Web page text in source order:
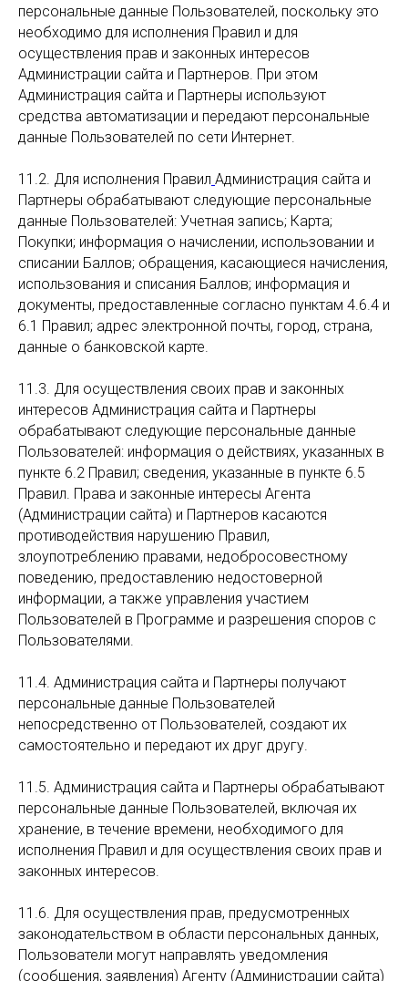
персональные данные Пользователей, поскольку это
необходимо для исполнения Правил и для
осуществления прав и законных интересов
Администрации сайта и Партнеров. При этом
Администрация сайта и Партнеры используют
средства автоматизации и передают персональные
данные Пользователей по сети Интернет.
11.2. Для исполнения Правил Администрация сайта и
Партнеры обрабатывают следующие персональные
данные Пользователей: Учетная запись; Карта;
Покупки; информация о начислении, использовании и
списании Баллов; обращения, касающиеся начисления,
использования и списания Баллов; информация и
документы, предоставленные согласно пунктам 4.6.4 и
6.1 Правил; адрес электронной почты, город, страна,
данные о банковской карте.
11.3. Для осуществления своих прав и законных
интересов Администрация сайта и Партнеры
обрабатывают следующие персональные данные
Пользователей: информация о действиях, указанных в
пункте 6.2 Правил; сведения, указанные в пункте 6.5
Правил. Права и законные интересы Агента
(Администрации сайта) и Партнеров касаются
противодействия нарушению Правил,
злоупотреблению правами, недобросовестному
поведению, предоставлению недостоверной
информации, а также управления участием
Пользователей в Программе и разрешения споров с
Пользователями.
11.4. Администрация сайта и Партнеры получают
персональные данные Пользователей
непосредственно от Пользователей, создают их
самостоятельно и передают их друг другу.
11.5. Администрация сайта и Партнеры обрабатывают
персональные данные Пользователей, включая их
хранение, в течение времени, необходимого для
исполнения Правил и для осуществления своих прав и
законных интересов.
11.6. Для осуществления прав, предусмотренных
законодательством в области персональных данных,
Пользователи могут направлять уведомления
(сообщения, заявления) Агенту (Администрации сайта)